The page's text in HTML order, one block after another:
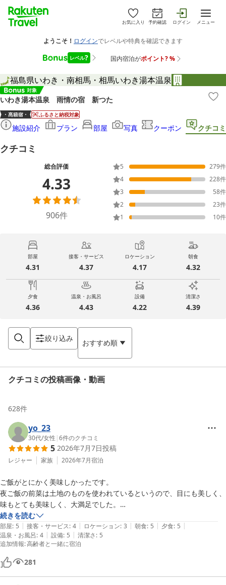
お気に入り 予約確認 ログイン メニュー
福島県いわき・南相馬・相馬いわき湯本温泉
いわき湯本温泉 雨情の宿 新つた
ふるさと納税対象
施設紹介 プラン 部屋 写真 クーポン クチコミ
クチコミ
総合評価
4.33
906件
5 279件
4
228件
3
58件
2
23件
1
10件
部屋
4.31
接客・サービス
4.37
ロケーション
4.17
朝食
4.32
夕食
4.36
温泉・お風呂
4.43
設備
4.22
清潔さ
4.39
絞り込み おすすめ順
クチコミの投稿画像・動画
628件
yo_23
30代/女性 |6件のクチコミ
5 2026年7月7日投稿
レジャー 家族 2026年7月宿泊
ご飯がとにかく美味しかったです。
夜ご飯の前菜は土地のものを使われているというので、目にも美しく、
味もとても美味しく、大満足でした。
朝ごはんも籠にさまざまな種類のおかずがあり、温めて食べるしじみ汁
もしじみが大きく、美味しかったです。
お風呂は混浴露天風呂は完全野外のお風呂で入らなかったですが、中の
お風呂も大きくて、薬湯と内湯、外湯と種類もあり、とても良かったで
す。
遠いのでなかなか行くことはできないですが、またこちらの宿目当てで
続きを読む
部屋: 5 | 接客・サービス: 4 | ロケーション: 3 | 朝食: 5 | 夕食: 5 |
温泉・お風呂: 4 | 設備: 5 | 清潔さ: 5
追加情報:高齢者と一緒に宿泊
281